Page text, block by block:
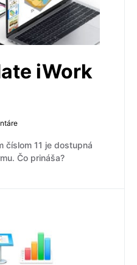
iWork
číslom 11 je dostupná
Čo prináša?